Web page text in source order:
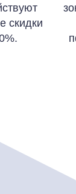
скидки